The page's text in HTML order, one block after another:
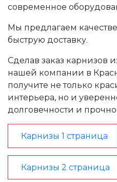
современное
Мы предлагаем
быструю доставку.
Сделав заказ карнизов
нашей компании в
получите не только
интерьера, но и
долговечности и
Карнизы 1 страница
Карнизы 2 страница